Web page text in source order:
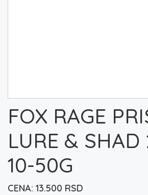
FOX RAGE
LURE &
10-50G
13.500 RSD